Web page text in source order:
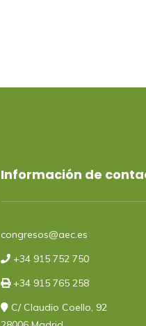
Información de
congresos@aec.es
+34 915 752 750
+34 915 765 258
C/ Claudio Coello, 92